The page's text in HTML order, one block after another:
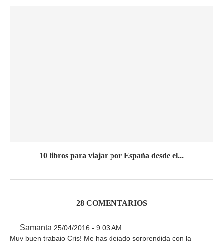
10 libros para viajar por España desde el...
28 COMENTARIOS
Samanta 25/04/2016 - 9:03 AM
Muy buen trabajo Cris! Me has dejado sorprendida con la